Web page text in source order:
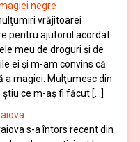
negre
vrăjitoarei
pentru ajutorul acordat
meu de droguri și de
ei şi m-am convins că
a magiei. Mulţumesc din
ce m-aș fi făcut […]
s-a întors recent din